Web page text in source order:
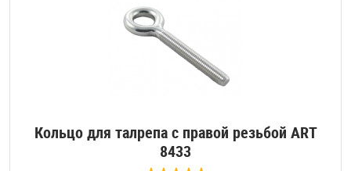
Кольцо для талрепа с правой резьбой ART
8433